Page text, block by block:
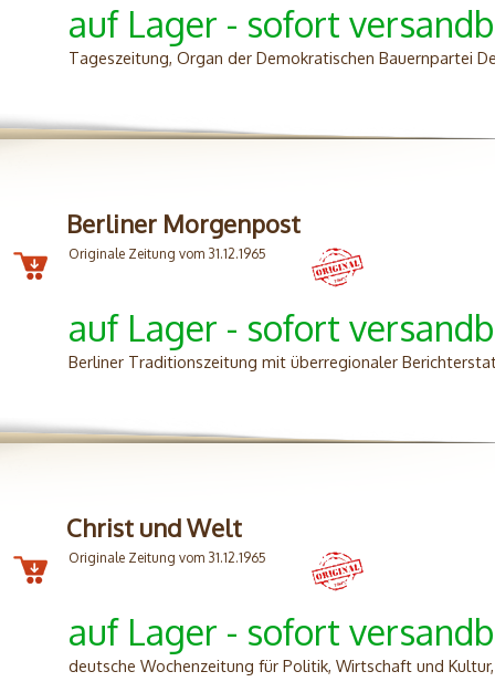
auf Lager - sofort
Tageszeitung, Organ der Demokratischen Bauernpartei
Berliner Morgenpost
Originale Zeitung vom 31.12.1965
auf Lager - sofort
Berliner Traditionszeitung mit überregionaler
Christ und Welt
Originale Zeitung vom 31.12.1965
auf Lager - sofort
deutsche Wochenzeitung für Politik, Wirtschaft und